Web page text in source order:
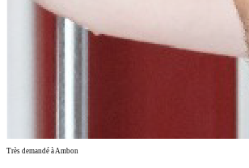
Très demandé à Ambon